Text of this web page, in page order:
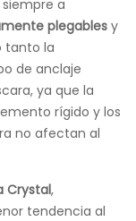
a
plegables y
tanto la
de anclaje
ya que la
rígido y los
no afectan al
Crystal,
tendencia al